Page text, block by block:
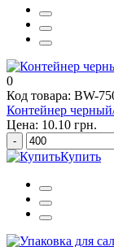
0
Код товара: BW-
Контейнер
Цена: 10.10 грн.
-
Купить